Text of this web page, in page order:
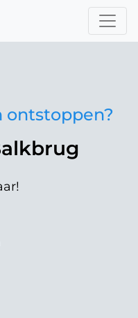
ontstoppen?